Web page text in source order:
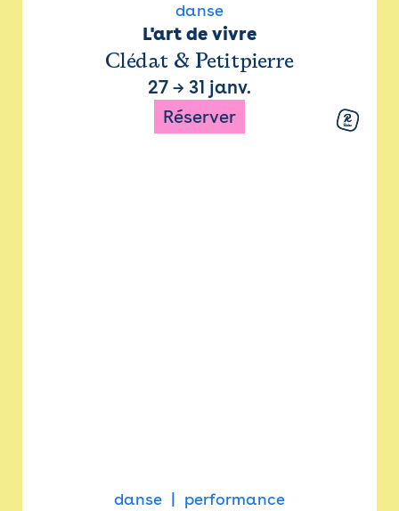
danse
L'art de vivre
Clédat & Petitpierre
27 → 31 janv.
Réserver
danse performance